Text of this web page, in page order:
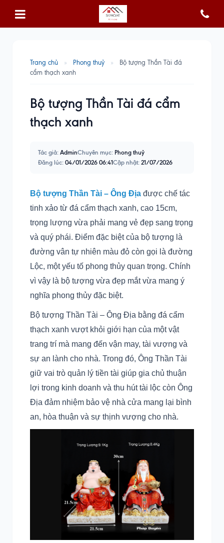
Trang chủ » Phong thuỷ »
Bộ tượng Thần Tài đá
cẩm thạch xanh
Bộ tượng Thần Tài đá cẩm
thạch xanh
Tác giả: AdminChuyên mục: Phong thuỷ
Đăng lúc: 04/01/2026 06:41Cập nhật: 21/07/2026
Bộ tượng Thần Tài – Ông Địa được chế tác
tinh xảo từ đá cẩm thạch xanh, cao 15cm,
trọng lượng vừa phải mang vẻ đẹp sang trọng
và quý phái. Điểm đặc biệt của bộ tượng là
đường vân tự nhiên màu đỏ còn gọi là đường
Lộc, một yếu tố phong thủy quan trọng. Chính
vì vậy là bộ tượng vừa đẹp mắt vừa mang ý
nghĩa phong thủy đặc biệt.
Bộ tượng Thần Tài – Ông Địa bằng đá cẩm
thạch xanh vượt khỏi giới hạn của một vật
trang trí mà mang đến vận may, tài vượng và
sự an lành cho nhà. Trong đó, Ông Thần Tài
giữ vai trò quản lý tiền tài giúp gia chủ thuận
lợi trong kinh doanh và thu hút tài lộc còn Ông
Địa đảm nhiệm bảo vệ nhà cửa mang lại bình
an, hòa thuận và sự thịnh vượng cho nhà.